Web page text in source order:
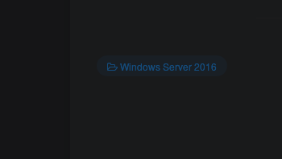
Windows Server 2016